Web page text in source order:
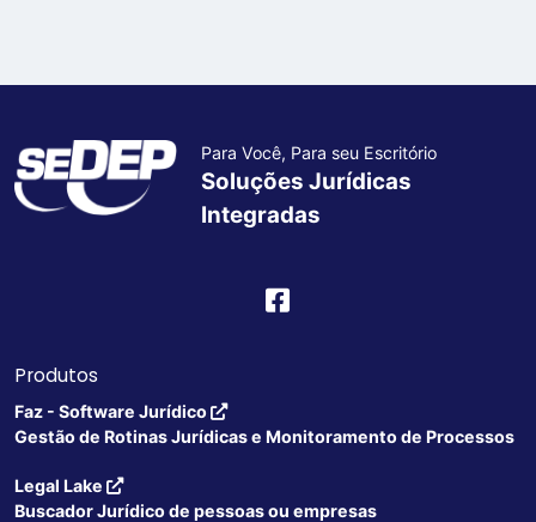
Para Você, Para seu Escritório
Soluções Jurídicas
Integradas
Produtos
Faz - Software Jurídico
Gestão de Rotinas Jurídicas e Monitoramento de Processos
Legal Lake
Buscador Jurídico de pessoas ou empresas